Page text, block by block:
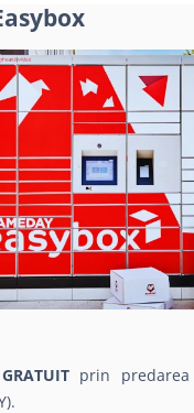
GRATUIT prin